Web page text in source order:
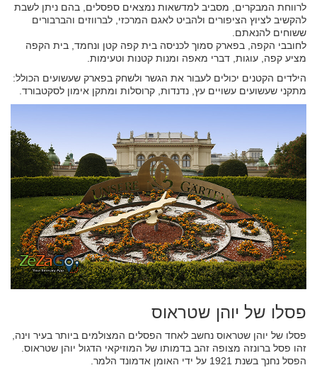
לרווחת המבקרים, מסביב למדשאות נמצאים ספסלים, בהם ניתן לשבת
להקשיב לציוץ הציפורים ולהביט לאגם המרכזי, לברווזים והברבורים
ששוחים להנאתם.
לחובבי הקפה, בפארק סמוך לכניסה בית קפה קטן ונחמד, בית הקפה
מציע קפה, עוגות, דברי מאפה ומנות קטנות וטעימות.
הילדים הקטנים יכולים לעבור את הגשר ולשחק בפארק שעשועים הכולל:
מתקני שעשועים עשויים עץ, נדנדות, קרוסלות ומתקן אימון לסקטבורד.
פסלו של יוהן שטראוס
פסלו של יוהן שטראוס נחשב לאחד הפסלים המצולמים ביותר בעיר וינה,
זהו פסל ברונזה מצופה זהב בדמותו של המוזיקאי הדגול יוהן שטראוס.
הפסל נחנך בשנת 1921 על ידי האומן אדמונד הלמר.